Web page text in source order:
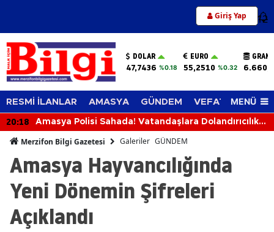
Giriş Yap 12
DOLAR
47,7436 %0.18
EURO
55,2510 %0.32
RESMİ İLANLAR AMASYA GÜNDEM VEFAT EDENLER
MENÜ
Dolandırıcılık, 19:39 Merzifon’da Su Çilesi Bitiyor
Merzifon Bilgi Gazetesi Galeriler GÜNDEM
Amasya Hayvancılığında
Yeni Dönemin Şifreleri
Açıklandı